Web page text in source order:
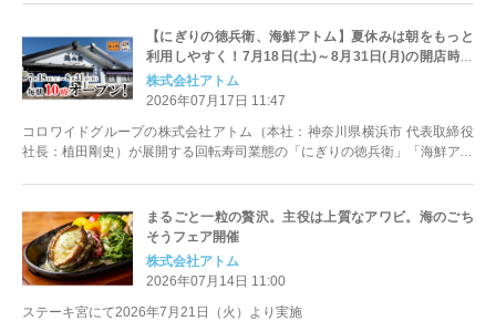
【にぎりの徳兵衛、海鮮アトム】夏休みは朝をもっと
利用しやすく！7月18日(土)～8月31日(月)の開店時間
を最大60分早い“毎朝10時”に拡大！
株式会社アトム
2026年07月17日 11:47
コロワイドグループの株式会社アトム（本社：神奈川県横浜市 代表取締役
社長：植田剛史）が展開する回転寿司業態の「にぎりの徳兵衛」「海鮮アト
まるごと一粒の贅沢。主役は上質なアワビ。海のごち
そうフェア開催
株式会社アトム
2026年07月14日 11:00
ステーキ宮にて2026年7月21日（火）より実施